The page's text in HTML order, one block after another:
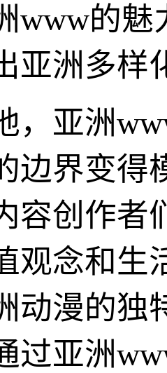
www的
亚洲多样
，亚洲
边界变得
容创作者
观念和生
动漫的独
过亚洲